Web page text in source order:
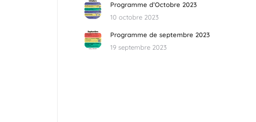
Programme d’Octobre 2023
10 octobre 2023
Programme de septembre 2023
19 septembre 2023